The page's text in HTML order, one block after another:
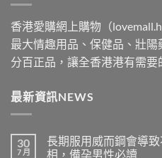
香港愛購網上購物（
最大情趣用品、保健品、壯
分百正品，讓全香港港有需要
最新資訊NEWS
30
7 月
長期服用威而鋼會導
相，備孕男性必讀